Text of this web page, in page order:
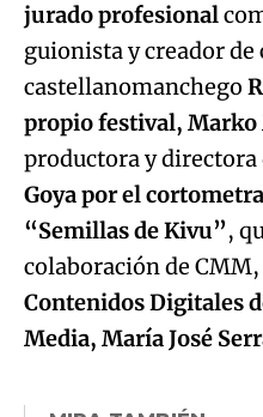
jurado profesional
guionista y creador
castellanomanchego
propio festival, Marko
productora y directora
Goya por el
“Semillas de Kivu”,
colaboración de CMM,
Contenidos Digitales
Media, María José